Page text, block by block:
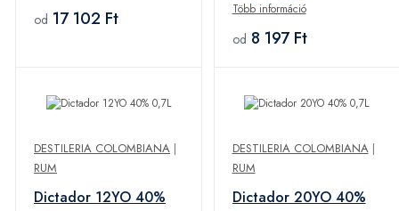
od 17 102 Ft Több információ
od 8 197 Ft
DESTILERIA COLOMBIANA |
RUM
Dictador 12YO 40%
DESTILERIA COLOMBIANA|
RUM
Dictador 20YO 40%